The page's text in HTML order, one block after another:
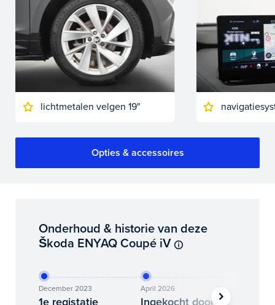
lichtmetalen velgen 19"
Opties & accessoires
Onderhoud & historie van deze
Škoda ENYAQ Coupé iV
December 2023
1e registatie
April 2026
Ingekocht door